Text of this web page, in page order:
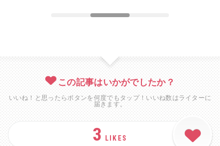
この記事はいかがでしたか？
いいね！と思ったらボタンを何度でもタップ！いいね数はライターに
届きます。
3 LIKES